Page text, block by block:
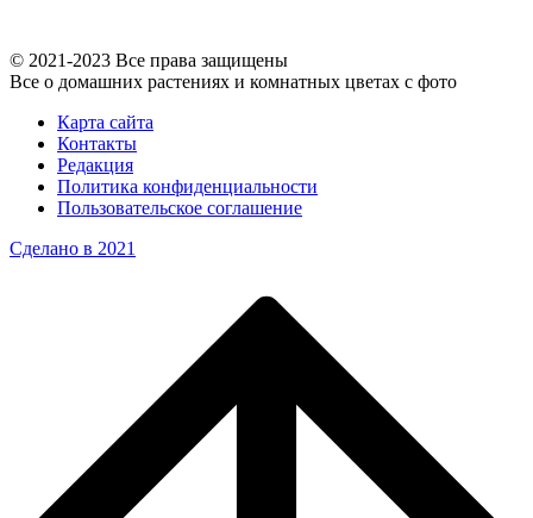
© 2021-2023 Все права защищены
Все о домашних растениях и комнатных цветах с фото
Карта сайта
Контакты
Редакция
Политика конфиденциальности
Пользовательское соглашение
Сделано в 2021